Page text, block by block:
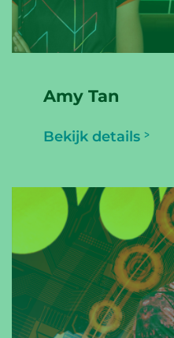
Amy Tan
Bekijk details